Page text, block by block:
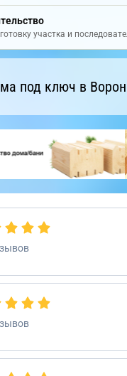
участка и
под ключ в